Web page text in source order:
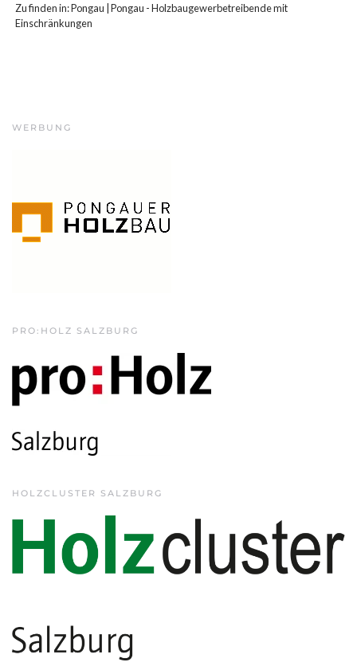
Zu finden in:Pongau Pongau - Holzbaugewerbetreibende mit
Einschränkungen
WERBUNG
PRO:HOLZ SALZBURG
HOLZCLUSTER SALZBURG